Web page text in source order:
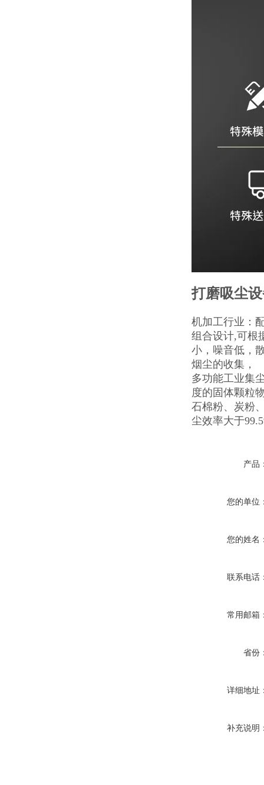
打磨吸尘
机加工行业：
组合设计,可根
小，噪音低，
烟尘的收集，
多功能工业集
度的固体颗粒
石棉粉、炭粉
尘效率大于
产品
您的单位
您的姓名
联系电话
常用邮箱
省份
详细地址
补充说明